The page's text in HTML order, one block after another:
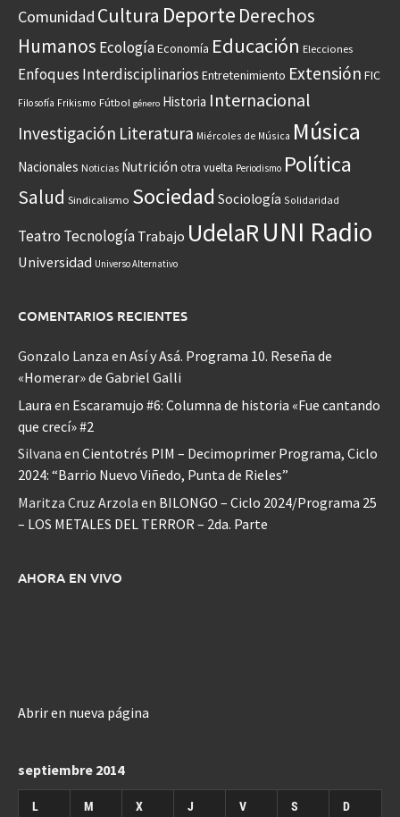
Comunidad Cultura Deporte Derechos
Humanos EcologíaEconomía Educación Elecciones
Enfoques Interdisciplinarios Entretenimiento Extensión FIC
Filosofía Frikismo Fútbol género Historia Internacional
Investigación Literatura Miércoles de Música Música
Nacionales Noticias Nutrición otra vuelta Periodismo Política
Salud Sindicalismo Sociedad Sociología Solidaridad
Teatro Tecnología Trabajo UdelaRUNI Radio
Universidad Universo Alternativo
COMENTARIOS RECIENTES
Gonzalo Lanza en Así y Asá. Programa 10. Reseña de
«Homerar» de Gabriel Galli
Laura en Escaramujo #6: Columna de historia «Fue cantando
que crecí» #2
Silvana en Cientotrés PIM – Decimoprimer Programa, Ciclo
2024: “Barrio Nuevo Viñedo, Punta de Rieles”
Maritza Cruz Arzola en BILONGO – Ciclo 2024/Programa 25
– LOS METALES DEL TERROR – 2da. Parte
AHORA EN VIVO
Abrir en nueva página
septiembre 2014
L M X J V S D